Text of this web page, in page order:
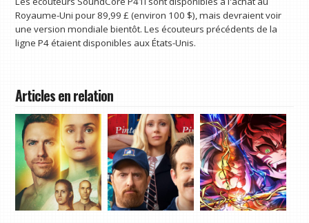
Royaume-Uni pour 89,99 £ (environ 100 $), mais devraient voir
une version mondiale bientôt. Les écouteurs précédents de la
ligne P4 étaient disponibles aux États-Unis.
Articles en relation